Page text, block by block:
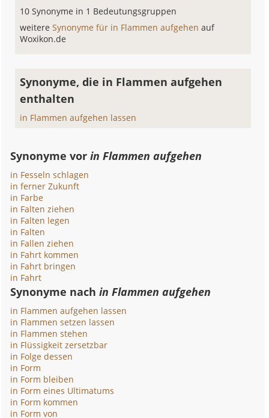
10 Synonyme in 1 Bedeutungsgruppen
weitereSynonyme für in Flammen aufgehenauf
Woxikon.de
Synonyme, die in Flammen aufgehen
enthalten
in Flammen aufgehen lassen
Synonyme vorin Flammen aufgehen
in Fesseln schlagen
in ferner Zukunft
in Farbe
in Falten ziehen
in Falten legen
in Falten
in Fallen ziehen
in Fahrt kommen
in Fahrt bringen
in Fahrt
Synonyme nachin Flammen aufgehen
in Flammen aufgehen lassen
in Flammen setzen lassen
in Flammen stehen
in Flüssigkeit zersetzbar
in Folge dessen
in Form
in Form bleiben
in Form eines Ultimatums
in Form kommen
in Form von